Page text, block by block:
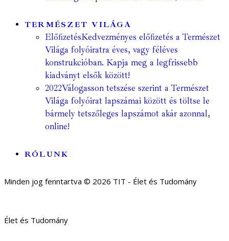
TERMÉSZET VILÁGA
ElőfizetésKedvezményes előfizetés a Természet
Világa folyóiratra éves, vagy féléves
konstrukcióban. Kapja meg a legfrissebb
kiadványt elsők között!
2022Válogasson tetszése szerint a Természet
Világa folyóirat lapszámai között és töltse le
bármely tetszőleges lapszámot akár azonnal,
online!
RÓLUNK
Minden jog fenntartva © 2026 TIT - Élet és Tudomány
Élet és Tudomány